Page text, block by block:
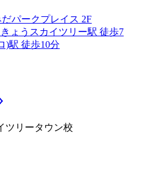
パークプレイス 2F
ょうスカイツリー駅 徒歩7
)駅 徒歩10分
ツリータウン校